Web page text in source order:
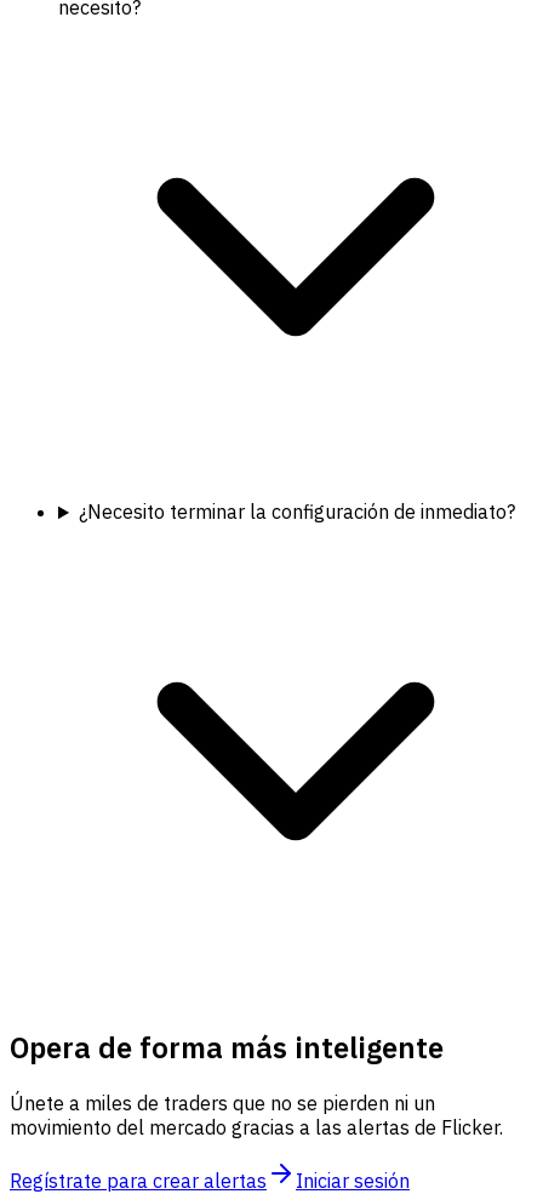
necesito?
¿Necesito terminar la configuración de inmediato?
Opera de forma más inteligente
Únete a miles de traders que no se pierden ni un
movimiento del mercado gracias a las alertas de Flicker.
Regístrate para crear alertas
Iniciar sesión